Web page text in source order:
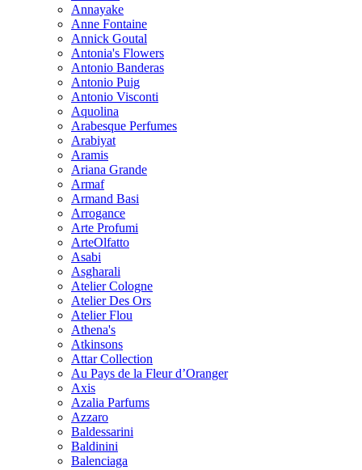
Annayake
Anne Fontaine
Annick Goutal
Antonia's Flowers
Antonio Banderas
Antonio Puig
Antonio Visconti
Aquolina
Arabesque Perfumes
Arabiyat
Aramis
Ariana Grande
Armaf
Armand Basi
Arrogance
Arte Profumi
ArteOlfatto
Asabi
Asgharali
Atelier Cologne
Atelier Des Ors
Atelier Flou
Athena's
Atkinsons
Attar Collection
Au Pays de la Fleur d’Oranger
Axis
Azalia Parfums
Azzaro
Baldessarini
Baldinini
Balenciaga